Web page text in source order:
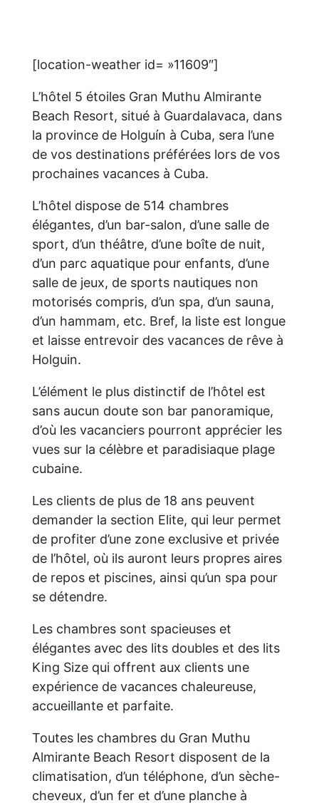
[location-weather id= »11609″]
L’hôtel 5 étoiles Gran Muthu Almirante
Beach Resort, situé à Guardalavaca, dans
la province de Holguín à Cuba, sera l’une
de vos destinations préférées lors de vos
prochaines vacances à Cuba.
L’hôtel dispose de 514 chambres
élégantes, d’un bar-salon, d’une salle de
sport, d’un théâtre, d’une boîte de nuit,
d’un parc aquatique pour enfants, d’une
salle de jeux, de sports nautiques non
motorisés compris, d’un spa, d’un sauna,
d’un hammam, etc. Bref, la liste est longue
et laisse entrevoir des vacances de rêve à
Holguin.
L’élément le plus distinctif de l’hôtel est
sans aucun doute son bar panoramique,
d’où les vacanciers pourront apprécier les
vues sur la célèbre et paradisiaque plage
cubaine.
Les clients de plus de 18 ans peuvent
demander la section Elite, qui leur permet
de profiter d’une zone exclusive et privée
de l’hôtel, où ils auront leurs propres aires
de repos et piscines, ainsi qu’un spa pour
se détendre.
Les chambres sont spacieuses et
élégantes avec des lits doubles et des lits
King Size qui offrent aux clients une
expérience de vacances chaleureuse,
accueillante et parfaite.
Toutes les chambres du Gran Muthu
Almirante Beach Resort disposent de la
climatisation, d’un téléphone, d’un sèche-
cheveux, d’un fer et d’une planche à